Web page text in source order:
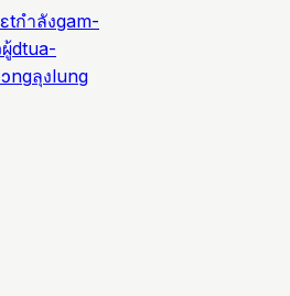
กำลังgam-
dtua-
ลุงlung